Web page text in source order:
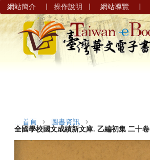
網站簡介 | 操作說明 | 網站導覽 |
::: 首頁
圖書資訊
全國學校國文成績新文庫. 乙編初集 二十卷